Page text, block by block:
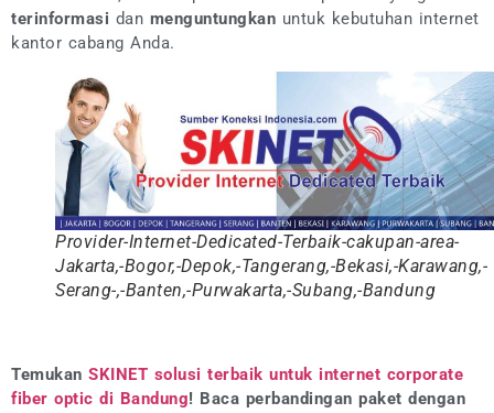
terinformasi dan menguntungkan untuk kebutuhan internet
kantor cabang Anda.
Provider-Internet-Dedicated-Terbaik-cakupan-area-
Jakarta,-Bogor,-Depok,-Tangerang,-Bekasi,-Karawang,-
Serang-,-Banten,-Purwakarta,-Subang,-Bandung
Temukan SKINET solusi terbaik untuk internet corporate
fiber optic di Bandung! Baca perbandingan paket dengan